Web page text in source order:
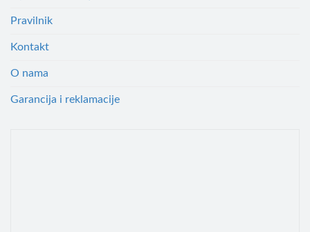
Pravilnik
Kontakt
O nama
Garancija i reklamacije